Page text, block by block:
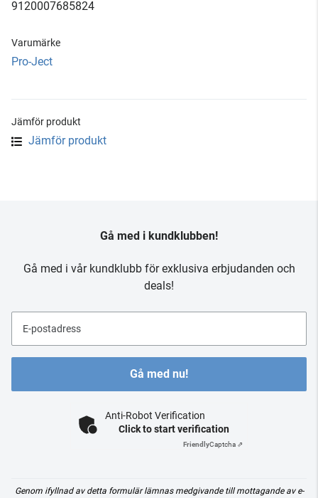
9120007685824
Varumärke
Pro-Ject
Jämför produkt
Jämför produkt
Gå med i kundklubben!
Gå med i vår kundklubb för exklusiva erbjudanden och
deals!
E-postadress
Gå med nu!
Anti-Robot Verification
Click to start verification
FriendlyCaptcha ⇗
Genom ifyllnad av detta formulär lämnas medgivande till mottagande av e-